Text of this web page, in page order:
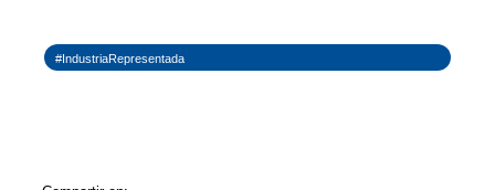
#IndustriaRepresentada